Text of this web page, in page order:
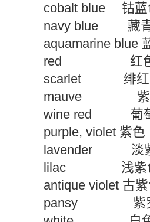
cobalt blue 钴蓝
navy blue 藏青
aquamarine blue
red 红
scarlet 绯红,
mauve 紫
wine red 葡
purple, violet 紫色
lavender 淡
lilac 浅紫
antique violet 古
pansy 紫罗